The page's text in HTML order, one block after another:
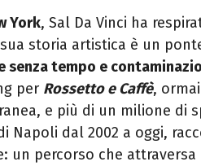
York, Sal Da Vinci ha
storia artistica è un
senza tempo e
per Rossetto e Caffè,
e più di un milione di
Napoli dal 2002 a oggi,
un percorso che